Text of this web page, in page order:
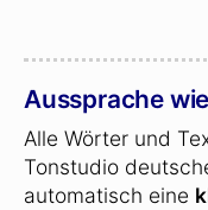
Aussprache
Alle Wörter und
Tonstudio
automatisch eine